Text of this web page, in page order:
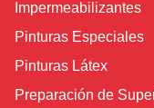
Impermeabilizantes
Pinturas Especiales
Pinturas Látex
Preparación de